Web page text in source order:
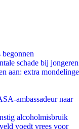
schade bij jongeren
aan: extra mondelinge
ambassadeur naar
alcoholmisbruik
voedt vrees voor